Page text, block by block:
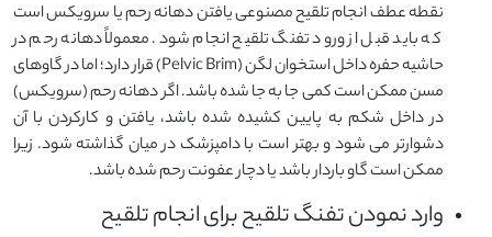
نقطه عطف انجام تلقیح مصنوعی یافتن دهانه رحم یا سرویکس است
که باید قبل از ورود تفنگ تلقیح انجام شود. معمولاً دهانه رحم در
حاشیه حفره داخل استخوان لگن (Pelvic Brim) قرار دارد؛ اما در گاوهای
مسن ممکن است کمی جا به جا شده باشد. اگر دهانه رحم (سرویکس)
در داخل شکم به پایین کشیده شده باشد، یافتن و کارکردن با آن
دشوارتر می شود و بهتر است با دامپزشک در میان گذاشته شود. زیرا
ممکن است گاو باردار باشد یا دچار عفونت رحم شده باشد.
وارد نمودن تفنگ تلقیح برای انجام تلقیح